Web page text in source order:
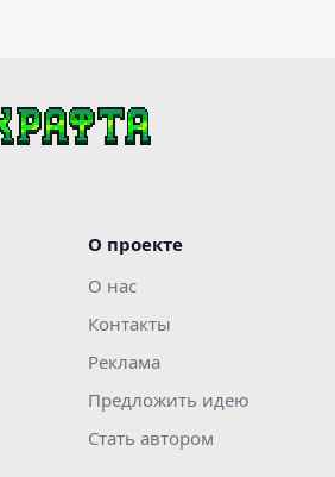
О проекте
О нас
Контакты
Реклама
Предложить идею
Стать автором